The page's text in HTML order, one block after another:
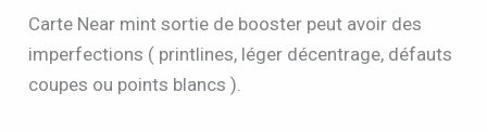
Carte Near mint sortie de booster peut avoir des
imperfections ( printlines, léger décentrage, défauts
coupes ou points blancs ).